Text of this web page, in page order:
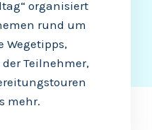
organisiert
rund um
Wegetipps,
Teilnehmer,
mehr.